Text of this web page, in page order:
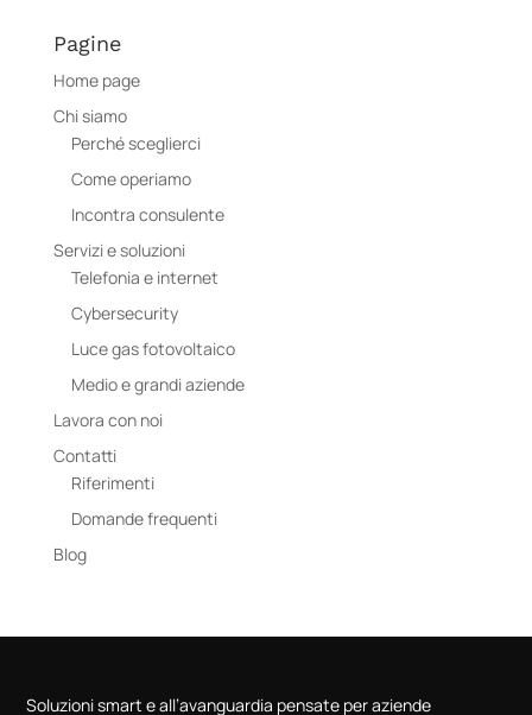
Pagine
Home page
Chi siamo
Perché sceglierci
Come operiamo
Incontra consulente
Servizi e soluzioni
Telefonia e internet
Cybersecurity
Luce gas fotovoltaico
Medio e grandi aziende
Lavora con noi
Contatti
Riferimenti
Domande frequenti
Blog
Soluzioni smart e all’avanguardia pensate per aziende